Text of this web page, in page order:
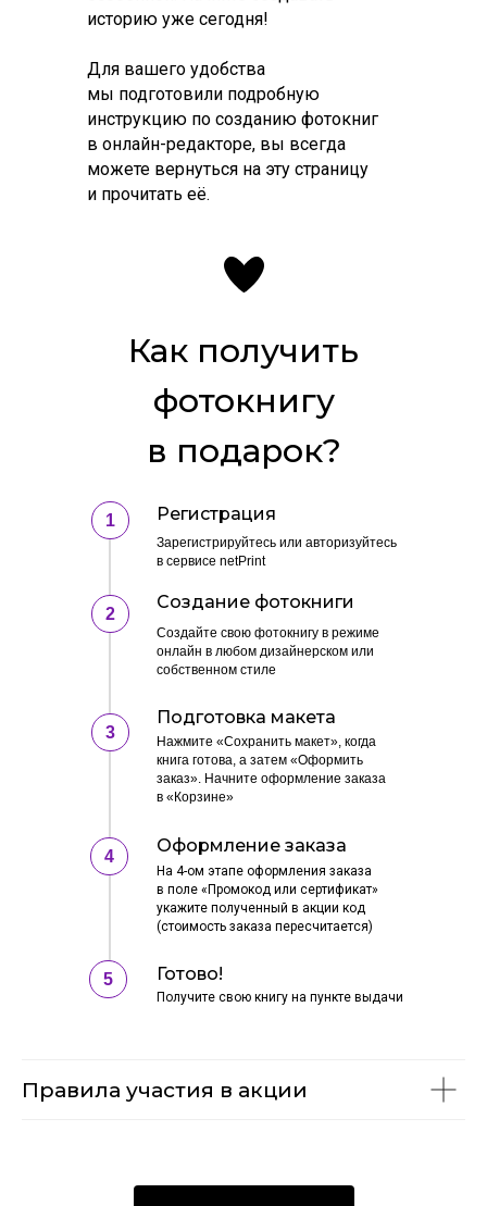
историю уже сегодня!
Для вашего удобства
мы подготовили подробную
инструкцию по созданию фотокниг
в онлайн-редакторе, вы всегда
можете вернуться на эту страницу
и прочитать её.
Зарегистрируйтесь или авторизуйтесь
в сервисе netPrint
Регистрация
Создание фотокниги
Создайте свою фотокнигу в режиме
онлайн в любом дизайнерском или
собственном стиле
Подготовка макета
Нажмите «Сохранить макет», когда
книга готова, а затем «Оформить
заказ». Начните оформление заказа
в «Корзине»
Оформление заказа
На 4-ом этапе оформления заказа
в поле «Промокод или сертификат»
укажите полученный в акции код
(стоимость заказа пересчитается)
Как получить
фотокнигу
в подарок?
Готово!
Получите свою книгу на пункте выдачи
1
2
3
4
5
Правила участия в акции